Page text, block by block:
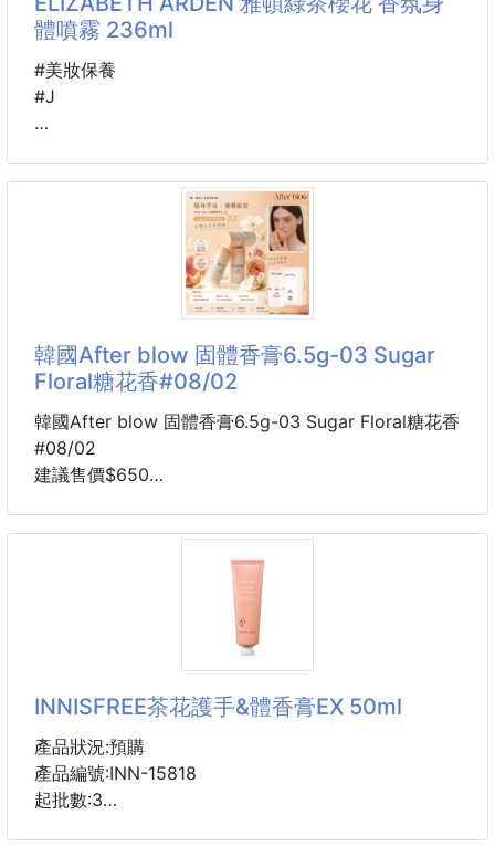
體噴霧 236ml
#美妝保養
#J
#清新微香適合學生或不適合太濃香的場合
雅頓的綠茶系列以清新淡雅的香調聞名
這支綠茶櫻花也是搶手貨
不只做為身體噴霧時散發淡雅清香
室內噴霧或是抱枕織品噴霧
安全帽內墊噴一下都能散去惱人氣味
是一款日常使用廣泛的隨手香
前調: 佛手柑, 檸檬, 橘子, 橙樹
中調: 櫻花, 牡丹, 杏桃
交期 11月底
韓國After blow 固體香膏6.5g-03 Sugar
Floral糖花香#08/02
韓國After blow 固體香膏6.5g-03 Sugar Floral糖花香
#08/02
建議售價$650
今年最值得關注的韓國小眾香氛～絕對是 After
質感與調香好到連台灣指標性百貨都爭相邀請設櫃！
沒有鋪天蓋地的廣告，光靠高規格的調香
就在韓國掀起大批香迷排隊瘋搶！🔥
更是男神 DAY6 金元弼 的私房香氛品牌 🤍
INNISFREE茶花護手&體香膏EX 50ml
產品狀況:預購
產品編號:INN-15818
起批數:3